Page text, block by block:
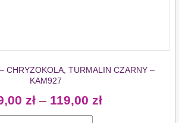
CHRYZOKOLA, TURMALIN CZARNY –
KAM927
zł – 119,00 zł